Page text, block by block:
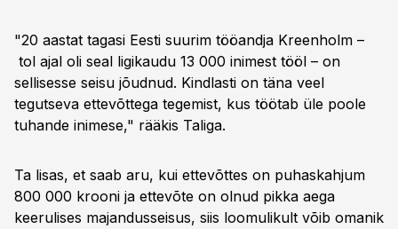
"20 aastat tagasi Eesti suurim tööandja Kreenholm –
tol ajal oli seal ligikaudu 13 000 inimest tööl – on
sellisesse seisu jõudnud. Kindlasti on täna veel
tegutseva ettevõttega tegemist, kus töötab üle poole
tuhande inimese," rääkis Taliga.
Ta lisas, et saab aru, kui ettevõttes on puhaskahjum
800 000 krooni ja ettevõte on olnud pikka aega
keerulises majandusseisus, siis loomulikult võib omanik